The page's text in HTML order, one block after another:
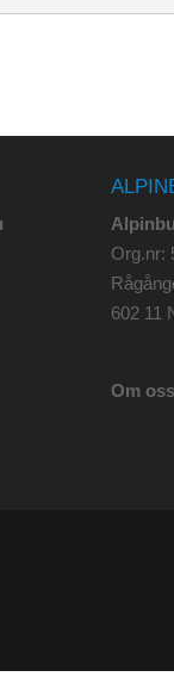
Org.nr:
602 11
Om oss